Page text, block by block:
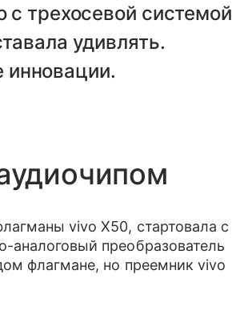
трехосевой системой
удивлять.
vivo X50, стартовала с
аналоговый преобразователь
флагмане, но преемник vivo